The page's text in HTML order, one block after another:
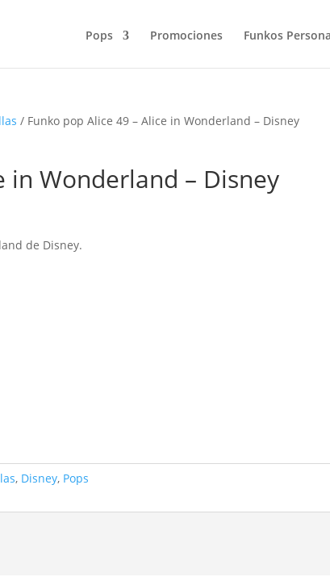
Pops Promociones Funkos
/ Funko pop Alice 49 – Alice in Wonderland – Disney
in Wonderland – Disney
de Disney.
, Disney, Pops